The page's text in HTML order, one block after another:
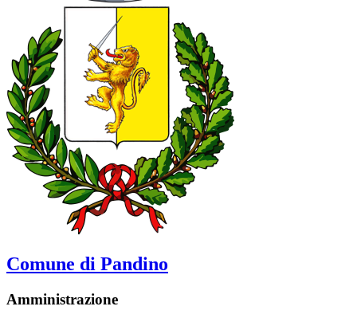
Comune di Pandino
Amministrazione